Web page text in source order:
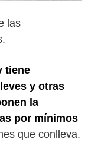
las
tiene
y otras
la
por mínimos
que conlleva.